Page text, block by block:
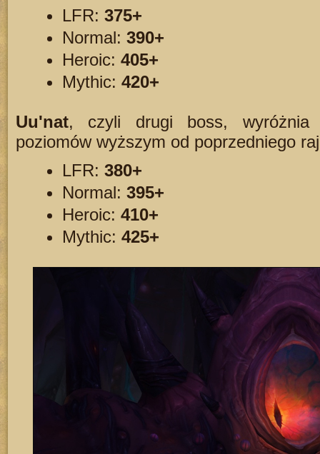
LFR: 375+
Normal: 390+
Heroic: 405+
Mythic: 420+
Uu'nat, czyli drugi boss,
poziomów wyższym od poprzedniego
LFR: 380+
Normal: 395+
Heroic: 410+
Mythic: 425+